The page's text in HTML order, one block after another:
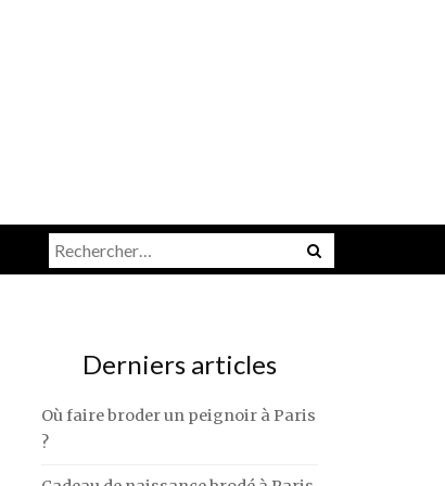
Rechercher :
Derniers articles
Où faire broder un peignoir à Paris
?